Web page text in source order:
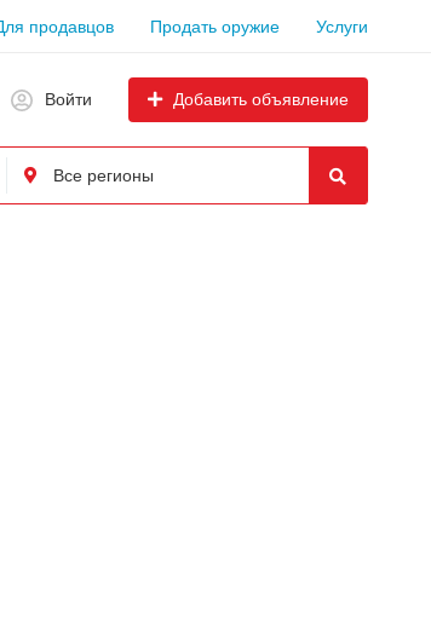
продавцов Продать оружие Услуги
Войти Добавить объявление